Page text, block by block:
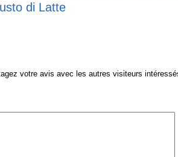
di Latte
votre avis avec les autres visiteurs